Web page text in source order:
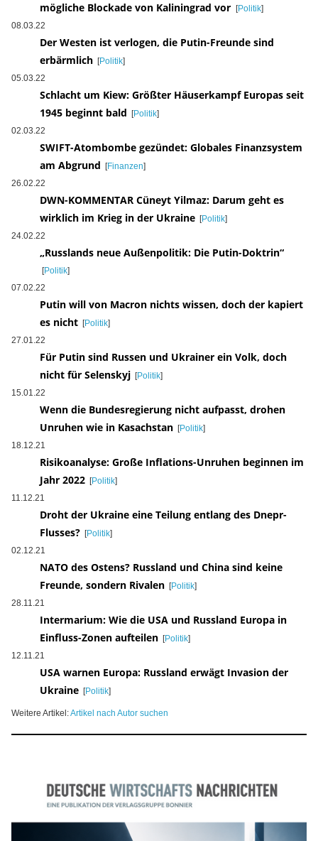
mögliche Blockade von Kaliningrad vor
[Politik]
08.03.22
Der Westen ist verlogen, die Putin-Freunde sind
erbärmlich[Politik]
05.03.22
Schlacht um Kiew: Größter Häuserkampf Europas seit
1945 beginnt bald [Politik]
02.03.22
SWIFT-Atombombe gezündet: Globales Finanzsystem
am Abgrund
[Finanzen]
26.02.22
DWN-KOMMENTAR Cüneyt Yilmaz: Darum geht es
wirklich im Krieg in der Ukraine[Politik]
24.02.22
„Russlands neue Außenpolitik: Die Putin-Doktrin“
[Politik]
07.02.22
Putin will von Macron nichts wissen, doch der kapiert
es nicht[Politik]
27.01.22
Für Putin sind Russen und Ukrainer ein Volk, doch
nicht für Selenskyj[Politik]
15.01.22
Wenn die Bundesregierung nicht aufpasst, drohen
Unruhen wie in Kasachstan[Politik]
18.12.21
Risikoanalyse: Große Inflations-Unruhen beginnen im
Jahr 2022[Politik]
11.12.21
Droht der Ukraine eine Teilung entlang des Dnepr-
Flusses?[Politik]
02.12.21
NATO des Ostens? Russland und China sind keine
Freunde, sondern Rivalen [Politik]
28.11.21
Intermarium: Wie die USA und Russland Europa in
Einfluss-Zonen aufteilen[Politik]
12.11.21
USA warnen Europa: Russland erwägt Invasion der
Ukraine[Politik]
Weitere Artikel:Artikel nach Autor suchen